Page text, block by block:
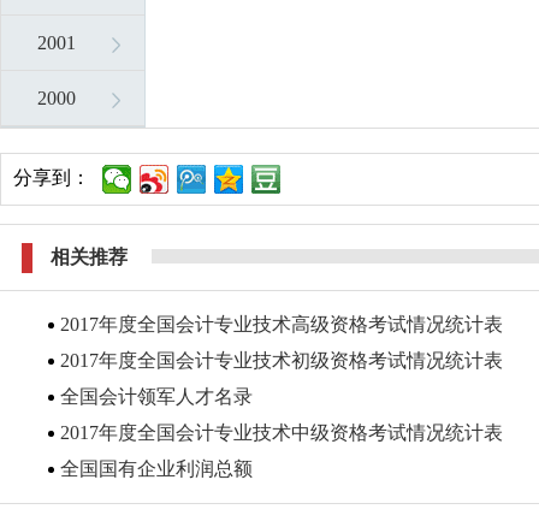
2001
2000
分享到：
相关推荐
2017年度全国会计专业技术高级资格考试情况统计表
2017年度全国会计专业技术初级资格考试情况统计表
全国会计领军人才名录
2017年度全国会计专业技术中级资格考试情况统计表
全国国有企业利润总额